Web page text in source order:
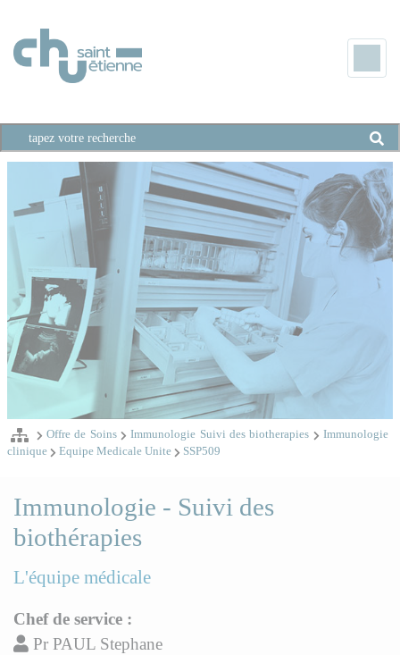
Offre de Soins Immunologie Suivi des biotherapies
Immunologie
clinique
Equipe Medicale Unite SSP509
Immunologie - Suivi des
biothérapies
L'équipe médicale
Chef de service :
Pr PAUL Stephane